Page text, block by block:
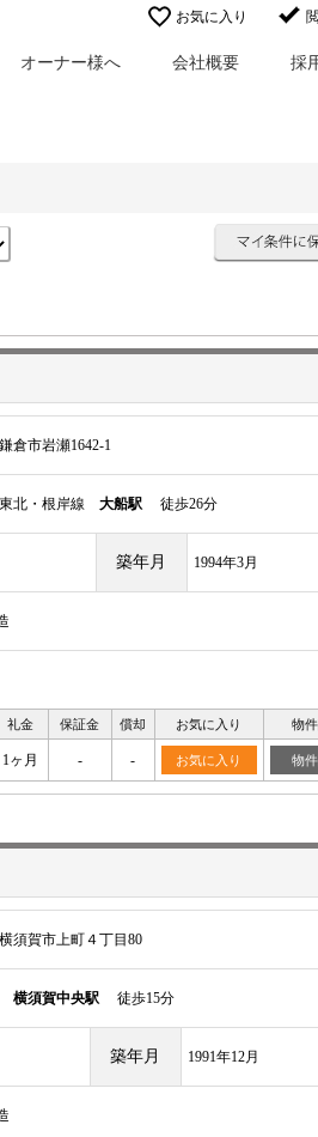
お気に入り
オーナー様へ 会社概要 採
倉市岩瀬1642-1
東北・根岸線 大船駅徒歩26分
築年月 1994年3月
礼金 保証金 償却 お気に入り 物
1ヶ月 - - お気に入り 物
須賀市上町４丁目80
横須賀中央駅徒歩15分
築年月 1991年12月